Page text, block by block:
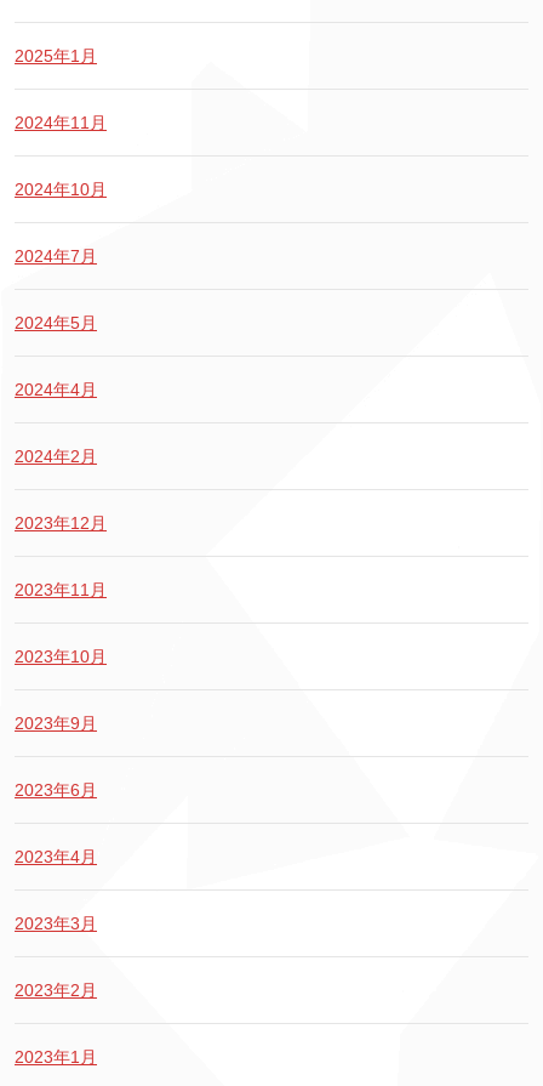
2025年1月
2024年11月
2024年10月
2024年7月
2024年5月
2024年4月
2024年2月
2023年12月
2023年11月
2023年10月
2023年9月
2023年6月
2023年4月
2023年3月
2023年2月
2023年1月